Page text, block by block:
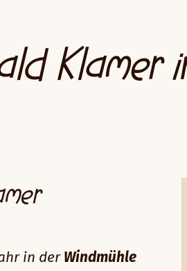
Klamer
in der Windmühle